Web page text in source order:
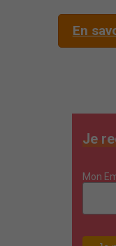
En
Je
Mon